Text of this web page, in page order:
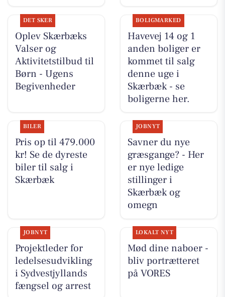
DET SKER
Oplev Skærbæks
Valser og
Aktivitetstilbud til
Børn - Ugens
Begivenheder
BOLIGMARKED
Havevej 14 og 1
anden boliger er
kommet til salg
denne uge i
Skærbæk - se
boligerne her.
BILER
Pris op til 479.000
kr! Se de dyreste
biler til salg i
Skærbæk
JOBNYT
Savner du nye
græsgange? - Her
er nye ledige
stillinger i
Skærbæk og
omegn
JOBNYT
Projektleder for
ledelsesudvikling
i Sydvestjyllands
fængsel og arrest
LOKALT NYT
Mød dine naboer -
bliv portrætteret
på VORES